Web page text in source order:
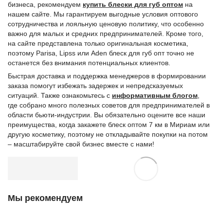
бизнеса, рекомендуем купить блески для губ оптом на
нашем сайте. Мы гарантируем выгодные условия оптового
сотрудничества и лояльную ценовую политику, что особенно
важно для малых и средних предпринимателей. Кроме того,
на сайте представлена ​​только оригинальная косметика,
поэтому Parisa, Lipss или Aden блеск для губ опт точно не
останется без внимания потенциальных клиентов.
Быстрая доставка и поддержка менеджеров в формировании
заказа помогут избежать задержек и непредсказуемых
ситуаций. Также ознакомьтесь с информативным блогом
где собрано много полезных советов для предпринимателей в
области бьюти-индустрии. Вы обязательно оцените все наши
преимущества, когда закажете блеск оптом 7 км в Мириам или
другую косметику, поэтому не откладывайте покупки на потом
– масштабируйте свой бизнес вместе с нами!
Мы рекомендуем